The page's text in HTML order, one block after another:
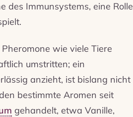
des Immunsystems, eine Rolle
wie viele Tiere
umstritten; ein
anzieht, ist bislang nicht
bestimmte Aromen seit
gehandelt, etwa Vanille,